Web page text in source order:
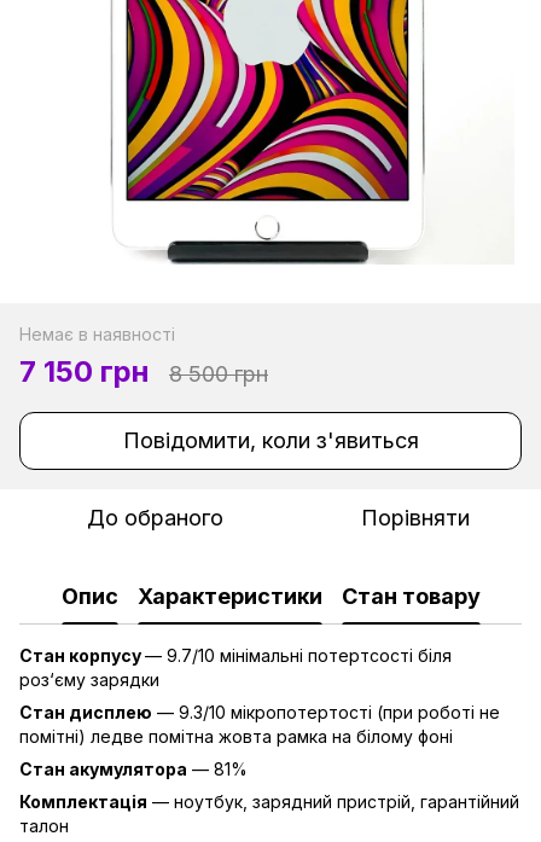
Немає в наявності
7 150 грн 8 500 грн
Повідомити, коли з'явиться
До обраного Порівняти
Опис Характеристики Стан товару
Стан корпусу— 9.7/10 мінімальні потертсості біля
роз‘єму зарядки
Стан дисплею — 9.3/10 мікропотертості (при роботі не
помітні) ледве помітна жовта рамка на білому фоні
Стан акумулятора — 81%
Комплектація — ноутбук, зарядний пристрій, гарантійний
талон